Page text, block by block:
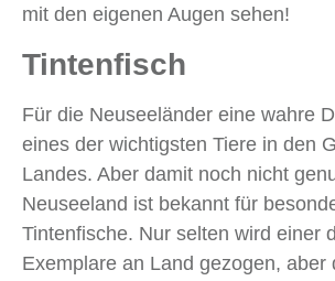
mit den eigenen Augen sehen!
Tintenfisch
Für die Neuseeländer eine wahre
eines der wichtigsten Tiere in den
Landes. Aber damit noch nicht
Neuseeland ist bekannt für
Tintenfische. Nur selten wird einer
Exemplare an Land gezogen, aber